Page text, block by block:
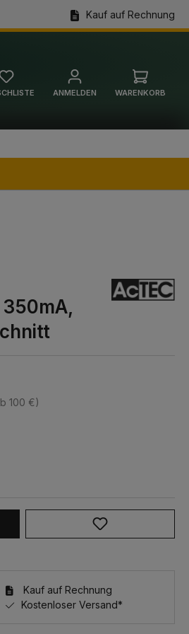
Kauf auf Rechnung
ANMELDEN WARENKORB
350mA,
100 €)
gewünschten Wert
Kauf auf Rechnung
Kostenloser Versand*